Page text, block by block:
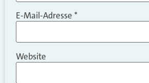
E-Mail-Adresse *
Website